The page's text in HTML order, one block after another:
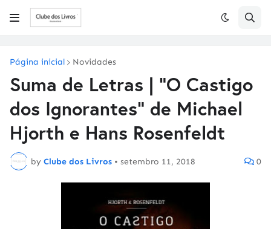
Página inicial Novidades
Suma de Letras | "O Castigo
dos Ignorantes" de Michael
Hjorth e Hans Rosenfeldt
by Clube dos Livros • setembro 11, 2018 0